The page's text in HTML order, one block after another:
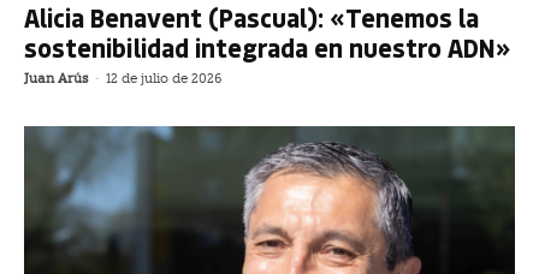
Alicia Benavent (Pascual): «Tenemos la
sostenibilidad integrada en nuestro ADN»
Juan Arús - 12 de julio de 2026